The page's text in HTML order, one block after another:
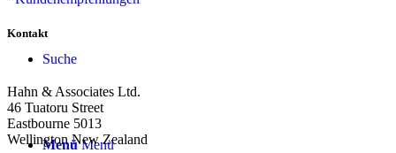
Suche
Menü Menü
Kontakt
Hahn & Associates Ltd.
46 Tuatoru Street
Eastbourne 5013
Wellington New Zealand